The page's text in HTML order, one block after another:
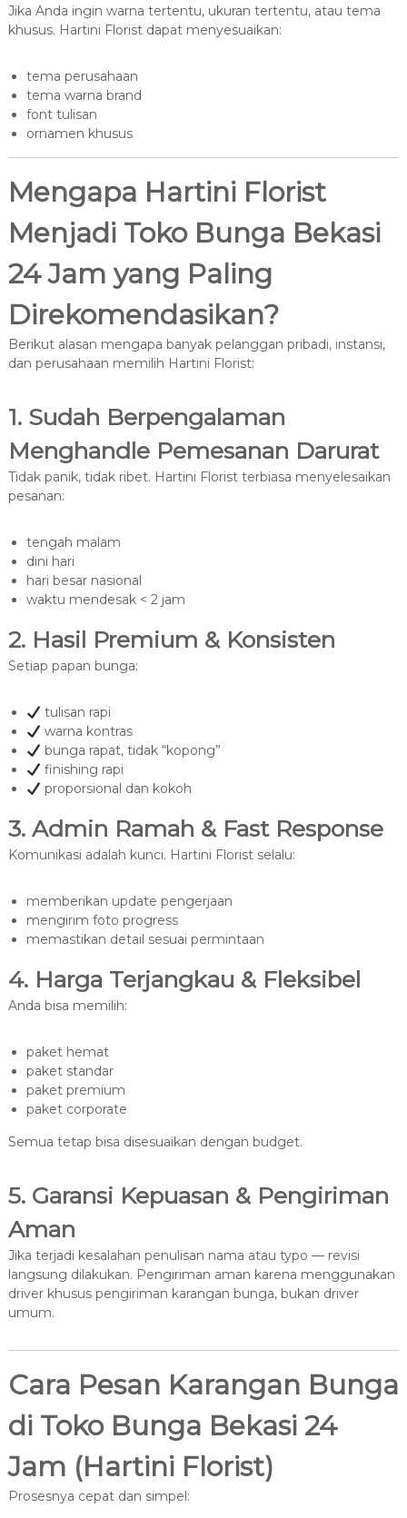
Jika Anda ingin warna tertentu, ukuran tertentu, atau tema
khusus. Hartini Florist dapat menyesuaikan:
tema perusahaan
tema warna brand
font tulisan
ornamen khusus
Mengapa Hartini Florist
Menjadi Toko Bunga Bekasi
24 Jam yang Paling
Direkomendasikan?
Berikut alasan mengapa banyak pelanggan pribadi, instansi,
dan perusahaan memilih Hartini Florist:
1. Sudah Berpengalaman
Menghandle Pemesanan Darurat
Tidak panik, tidak ribet. Hartini Florist terbiasa menyelesaikan
pesanan:
tengah malam
dini hari
hari besar nasional
waktu mendesak < 2 jam
2. Hasil Premium & Konsisten
Setiap papan bunga:
tulisan rapi
warna kontras
bunga rapat, tidak “kopong”
finishing rapi
proporsional dan kokoh
3. Admin Ramah & Fast Response
Komunikasi adalah kunci. Hartini Florist selalu:
memberikan update pengerjaan
mengirim foto progress
memastikan detail sesuai permintaan
4. Harga Terjangkau & Fleksibel
Anda bisa memilih:
paket hemat
paket standar
paket premium
paket corporate
Semua tetap bisa disesuaikan dengan budget.
5. Garansi Kepuasan & Pengiriman
Aman
Jika terjadi kesalahan penulisan nama atau typo — revisi
langsung dilakukan. Pengiriman aman karena menggunakan
driver khusus pengiriman karangan bunga, bukan driver
umum.
Cara Pesan Karangan Bunga
di Toko Bunga Bekasi 24
Jam (Hartini Florist)
Prosesnya cepat dan simpel: